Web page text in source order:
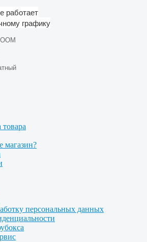
работает
графику
товара
магазин?
персональных данных